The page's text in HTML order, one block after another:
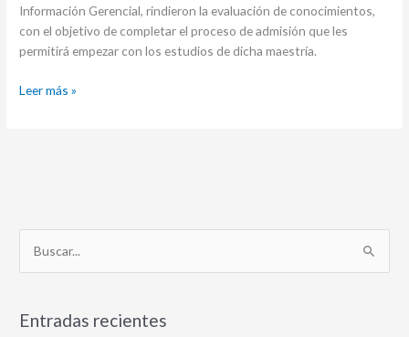
Información Gerencial, rindieron la evaluación de conocimientos,
con el objetivo de completar el proceso de admisión que les
permitirá empezar con los estudios de dicha maestría.
Leer más »
c
Entradas recientes